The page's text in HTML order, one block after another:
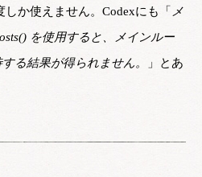
か使えません。Codexにも「 メ
を使用すると、メインルー
る結果が得られません。
」とあ